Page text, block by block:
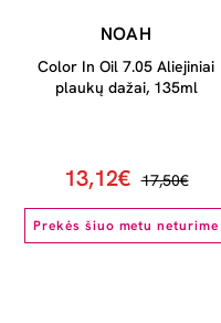
NOAH
Color In Oil 7.05 Aliejiniai
plaukų dažai, 135ml
13,12€ 17,50€
Prekės šiuo metu neturime